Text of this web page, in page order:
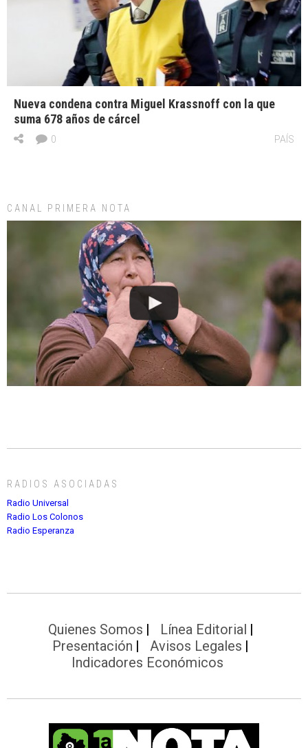
Nueva condena contra Miguel Krassnoff con la que
suma 678 años de cárcel
PAÍS
0
CANAL PRIMERA NOTA
RADIOS ASOCIADAS
Radio Universal
Radio Los Colonos
Radio Esperanza
Quienes Somos
Línea Editorial
Presentación
Avisos Legales
Indicadores Económicos